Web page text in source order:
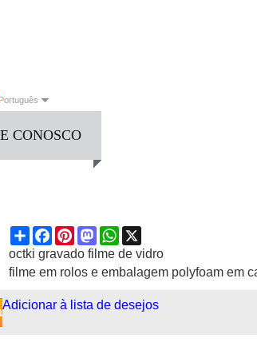
Português
文 English
Русский
CONOSCO
ShareFacebook
PinterestMastodonWhatsApp
octki gravado filme de vidro
filme em rolos e embalagem polyfoam em
Adicionar à lista de desejos